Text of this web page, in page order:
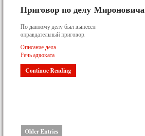
Приговор по делу Мироновича
По данному делу был вынесен
оправдательный приговор.
Описание дела
Речь адвоката
Continue Reading
Older Entries